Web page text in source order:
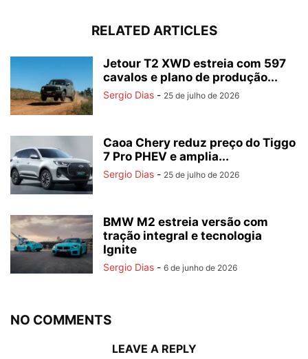
RELATED ARTICLES
Jetour T2 XWD estreia com 597
cavalos e plano de produção...
Sergio Dias - 25 de julho de 2026
Caoa Chery reduz preço do Tiggo
7 Pro PHEV e amplia...
Sergio Dias - 25 de julho de 2026
BMW M2 estreia versão com
tração integral e tecnologia
Ignite
Sergio Dias - 6 de junho de 2026
NO COMMENTS
LEAVE A REPLY